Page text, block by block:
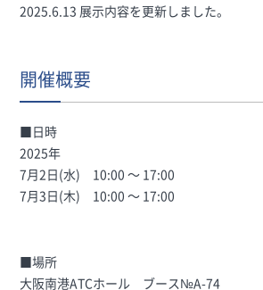
2025.6.13 展示内容を更新しました。
開催概要
■日時
2025年
7月2日(水) 10:00 〜 17:00
7月3日(木) 10:00 〜 17:00
■場所
大阪南港ATCホール ブース№A-74